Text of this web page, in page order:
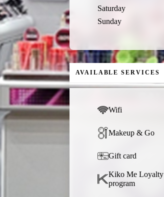
Saturday
Sunday
AVAILABLE SERVICES
Wifi
Makeup & Go
Gift card
Kiko Me Loyalty
program